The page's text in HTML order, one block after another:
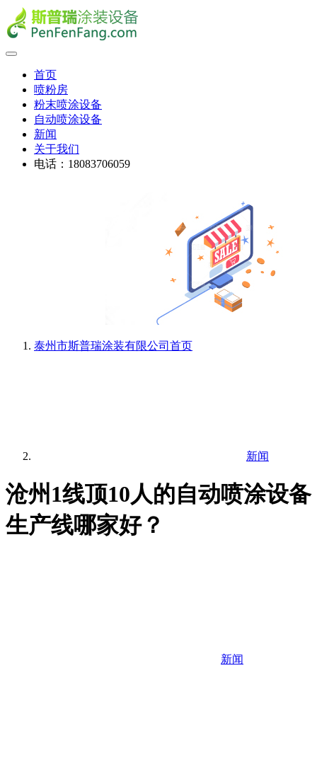
首页
喷粉房
粉末喷涂设备
自动喷涂设备
新闻
关于我们
电话：18083706059
泰州市斯普瑞涂装有限公司 首页
新闻
沧州1线顶10人的自动喷涂设备
生产线哪家好？
新闻